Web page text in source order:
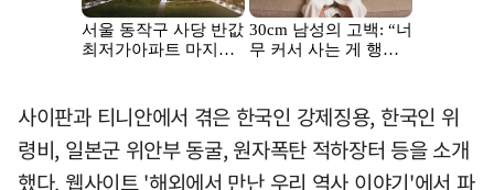
사이판과 티니안에서 겪은 한국인 강제징용, 한국인 위
령비, 일본군 위안부 동굴, 원자폭탄 적하장터 등을 소개
했다. 웹사이트 '해외에서 만난 우리 역사 이야기'에서 파